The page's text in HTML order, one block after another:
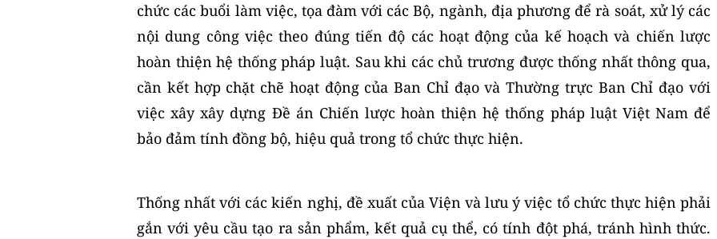
chức các buổi làm việc, tọa đàm với các Bộ, ngành, địa phương để rà soát, xử lý các
nội dung công việc theo đúng tiến độ các hoạt động của kế hoạch và chiến lược
hoàn thiện hệ thống pháp luật. Sau khi các chủ trương được thống nhất thông qua,
cần kết hợp chặt chẽ hoạt động của Ban Chỉ đạo và Thường trực Ban Chỉ đạo với
việc xây xây dựng Đề án Chiến lược hoàn thiện hệ thống pháp luật Việt Nam để
bảo đảm tính đồng bộ, hiệu quả trong tổ chức thực hiện.
Thống nhất với các kiến nghị, đề xuất của Viện và lưu ý việc tổ chức thực hiện phải
gắn với yêu cầu tạo ra sản phẩm, kết quả cụ thể, có tính đột phá, tránh hình thức.